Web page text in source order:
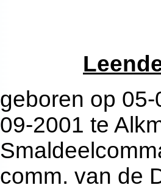
geboren op
09-2001 te
comm. van de